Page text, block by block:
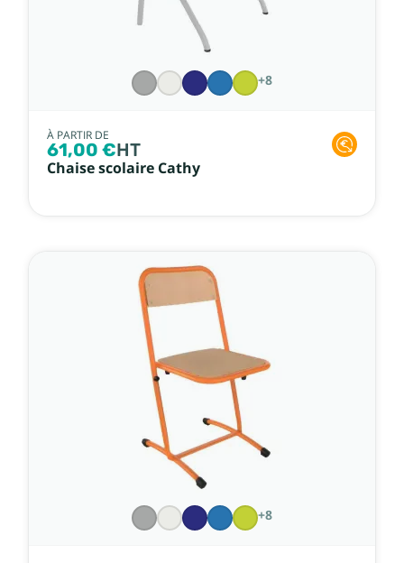
+8
À PARTIR DE
61,00 €HT
Chaise scolaire Cathy
+8